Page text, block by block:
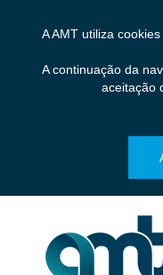
A AMT utiliza
A continuação da
aceitação